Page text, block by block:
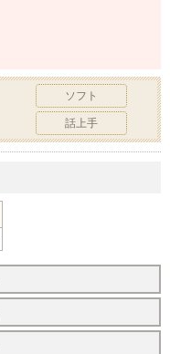
ソフト
話上手